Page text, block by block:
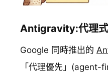
Antigravity:代理
Google 同時推出的
「代理優先」(agent-